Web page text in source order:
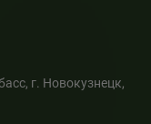
г. Новокузнецк,